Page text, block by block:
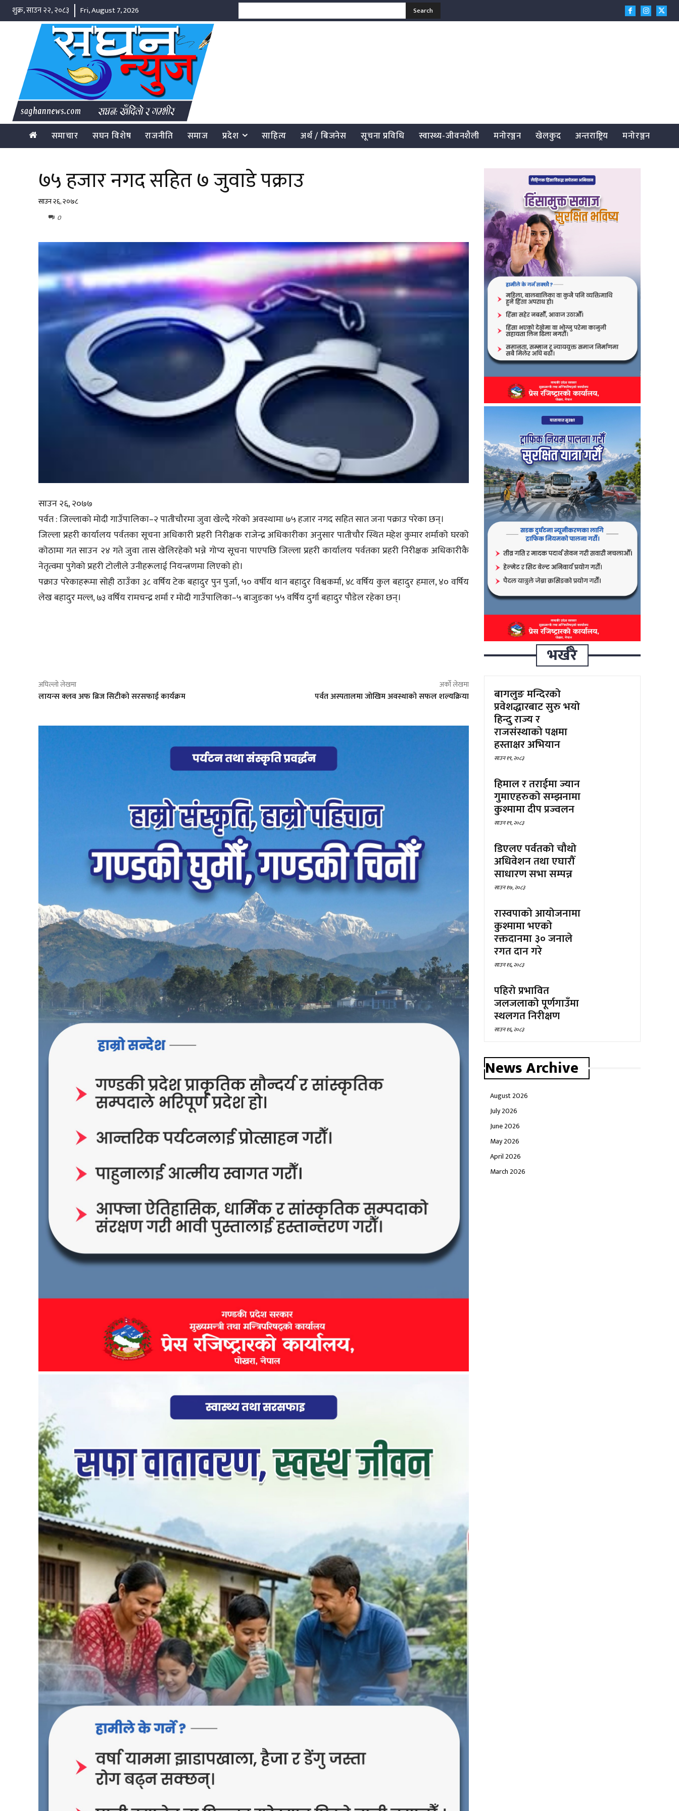
शुक्र, साउन २२, २०८३ Fri, August 7, 2026 Search
समाचार सघन विशेष राजनीति समाज प्रदेश साहित्य अर्थ / बिजनेस सूचना प्रविधि स्वास्थ्य-जीवनशैली मनोरञ्जन खेलकुद अन्तराष्ट्रिय मनोरञ्जन
७५ हजार नगद सहित ७ जुवाडे पक्राउ
साउन २६, २०७८
0
साउन २६, २०७७
पर्वत : जिल्लाको मोदी गाउँपालिका–२ पातीचौरमा जुवा खेल्दै गरेको अवस्थामा ७५ हजार नगद सहित सात जना पक्राउ परेका छन्।
जिल्ला प्रहरी कार्यालय पर्वतका सूचना अधिकारी प्रहरी निरीक्षक राजेन्द्र अधिकारीका अनुसार पातीचौर स्थित महेश कुमार शर्माको घरको
कोठामा गत साउन २४ गते जुवा तास खेलिरहेको भन्ने गोप्य सूचना पाएपछि जिल्ला प्रहरी कार्यालय पर्वतका प्रहरी निरीक्षक अधिकारीकै
नेतृत्वमा पुगेको प्रहरी टोलीले उनीहरूलाई नियन्त्रणमा लिएको हो।
पक्राउ परेकाहरूमा सोही ठाउँका ३८ वर्षिय टेक बहादुर पुन पुर्जा, ५० वर्षीय थान बहादुर विश्वकर्मा, ४८ वर्षिय कुल बहादुर हमाल, ४० वर्षिय
लेख बहादुर मल्ल, ७३ वर्षिय रामचन्द्र शर्मा र मोदी गाउँपालिका–५ बाजुङका ५५ वर्षिय दुर्गा बहादुर पौडेल रहेका छन्।
अघिल्लो लेखमा
लायन्स क्लव अफ ब्रिज सिटीको सरसफाई कार्यक्रम
अर्को लेखमा
पर्वत अस्पतालमा जोखिम अवस्थाको सफल शल्यक्रिया
भर्खरै
बागलुङ मन्दिरको
प्रवेशद्धारबाट सुरु भयो
हिन्दु राज्य र
राजसंस्थाको पक्षमा
हस्ताक्षर अभियान
साउन १९, २०८३
हिमाल र तराईमा ज्यान
गुमाएहरुको सम्झनामा
कुश्मामा दीप प्रज्वलन
साउन १९, २०८३
डिएलए पर्वतको चौथो
अधिवेशन तथा एघारौँ
साधारण सभा सम्पन्न
साउन १७, २०८३
रास्वपाको आयोजनामा
कुश्मामा भएको
रक्तदानमा ३० जनाले
रगत दान गरे
साउन १६, २०८३
पहिरो प्रभावित
जलजलाको पूर्णगाउँमा
स्थलगत निरीक्षण
साउन १६, २०८३
News Archive
August 2026
July 2026
June 2026
May 2026
April 2026
March 2026